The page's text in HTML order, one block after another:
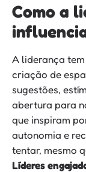
Como a
A liderança
criação de
sugestões,
abertura para
que inspiram
autonomia e
tentar, mesmo
Líderes